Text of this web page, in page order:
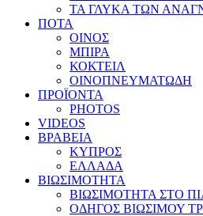
ΤΑ ΓΛΥΚΑ ΤΩΝ
ΠΟΤΑ
ΟΙΝΟΣ
ΜΠΙΡΑ
ΚΟΚΤΕΙΛ
ΟΙΝΟΠΝΕΥΜΑΤΩΔΗ
ΠΡΟΪΟΝΤΑ
PHOTOS
VIDEOS
ΒΡΑΒΕΙΑ
ΚΥΠΡΟΣ
ΕΛΛΑΔΑ
ΒΙΩΣΙΜΟΤΗΤΑ
ΒΙΩΣΙΜΟΤΗΤΑ ΣΤΟ
ΟΔΗΓΟΣ ΒΙΩΣΙΜΟΥ